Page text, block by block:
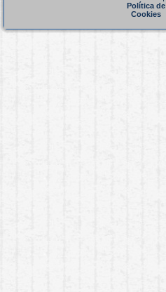
Política de
Cookies